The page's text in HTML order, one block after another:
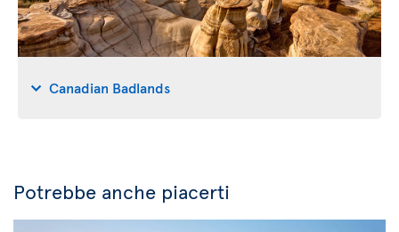
Canadian Badlands
Potrebbe anche piacerti